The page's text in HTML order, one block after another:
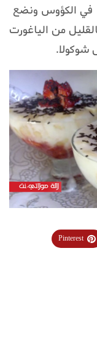
في الكؤوس ونضع
من الياغورت
شوكولا.
Pinterest